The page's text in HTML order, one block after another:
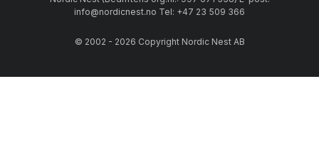
info@nordicnest.no Tel: +47 23 509 366
© 2002 - 2026 Copyright Nordic Nest AB